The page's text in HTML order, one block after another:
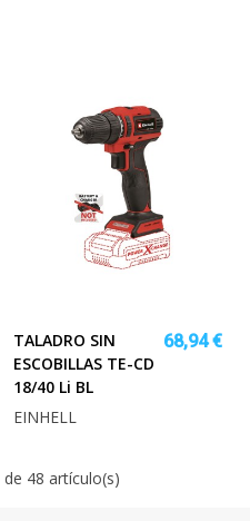
TALADRO SIN
ESCOBILLAS TE-CD
18/40 Li BL
68,94 €
EINHELL
de 48 artículo(s)